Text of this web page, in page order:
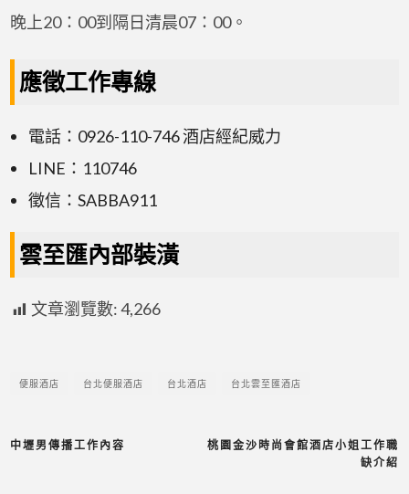
晚上20：00到隔日清晨07：00。
應徵工作專線
電話：0926-110-746 酒店經紀威力
LINE：110746
徵信：SABBA911
雲至匯內部裝潢
文章瀏覽數:4,266
便服酒店 台北便服酒店 台北酒店 台北雲至匯酒店
桃園金沙時尚會館酒店小姐工作職
缺介紹
中壢男傳播工作內容